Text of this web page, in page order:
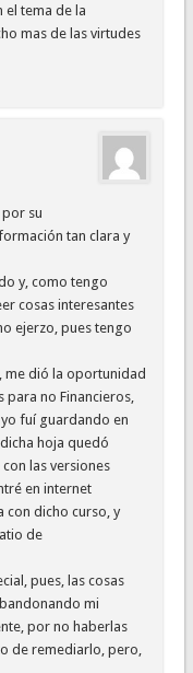
el tema de la
mas de las virtudes
por su
tan clara y
y, como tengo
cosas interesantes
ejerzo, pues tengo
me dió la oportunidad
para no Financieros,
fuí guardando en
hoja quedó
las versiones
en internet
con dicho curso, y
de
pues, las cosas
mi
por no haberlas
de remediarlo, pero,